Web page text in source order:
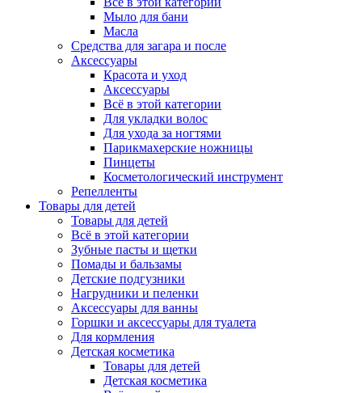
Мыло для бани
Масла
Средства для загара и после
Аксессуары
Красота и уход
Аксессуары
Всё в этой категории
Для укладки волос
Для ухода за ногтями
Парикмахерские ножницы
Пинцеты
Косметологический инструмент
Репелленты
Товары для детей
Товары для детей
Всё в этой категории
Зубные пасты и щетки
Помады и бальзамы
Детские подгузники
Нагрудники и пеленки
Аксессуары для ванны
Горшки и аксессуары для туалета
Для кормления
Детская косметика
Товары для детей
Детская косметика